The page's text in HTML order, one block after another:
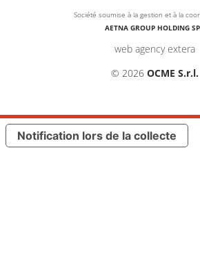
Société soumise à la gestion et à la
AETNA GROUP HOLDING
web agency extera
© 2026 OCME S.r.l.
Notification lors de la collecte